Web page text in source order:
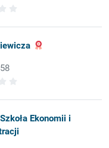
Ekonomii i